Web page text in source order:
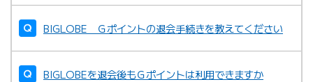
BIGLOBE Ｇポイントの退会手続きを教えてください
BIGLOBEを退会後もＧポイントは利用できますか